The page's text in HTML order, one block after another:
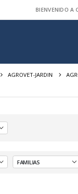
BIENVENIDO A
AGROVET-JARDIN